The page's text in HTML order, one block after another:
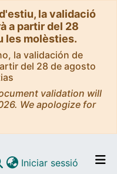
la validació
a partir del 28
les molèsties.
la validación de
del 28 de agosto
validation will
We apologize for
Iniciar sessió (current)